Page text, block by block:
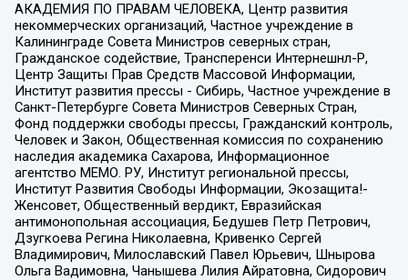
АКАДЕМИЯ ПО ПРАВАМ ЧЕЛОВЕКА, Центр развития
некоммерческих организаций, Частное учреждение в
Калининграде Совета Министров северных стран,
Гражданское содействие, Трансперенси Интернешнл-Р,
Центр Защиты Прав Средств Массовой Информации,
Институт развития прессы - Сибирь, Частное учреждение в
Санкт-Петербурге Совета Министров Северных Стран,
Фонд поддержки свободы прессы, Гражданский контроль,
Человек и Закон, Общественная комиссия по сохранению
наследия академика Сахарова, Информационное
агентство МЕМО. РУ, Институт региональной прессы,
Институт Развития Свободы Информации, Экозащита!-
Женсовет, Общественный вердикт, Евразийская
антимонопольная ассоциация, Бедушев Петр Петрович,
Дзугкоева Регина Николаевна, Кривенко Сергей
Владимирович, Милославский Павел Юрьевич, Шнырова
Ольга Вадимовна, Чанышева Лилия Айратовна, Сидорович